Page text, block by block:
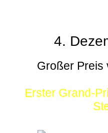
4.
Großer Preis
Erster Grand-